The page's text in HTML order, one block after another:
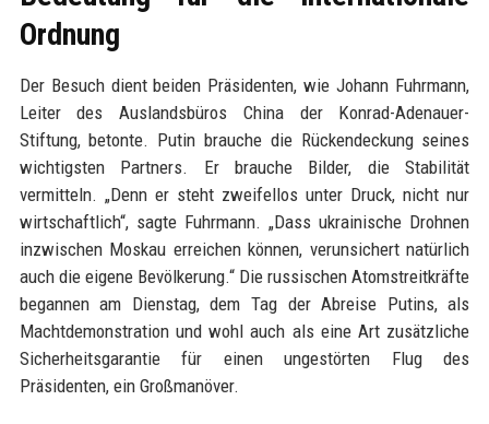
Ordnung
Der Besuch dient beiden Präsidenten, wie Johann Fuhrmann,
Leiter des Auslandsbüros China der Konrad-Adenauer-
Stiftung, betonte. Putin brauche die Rückendeckung seines
wichtigsten Partners. Er brauche Bilder, die Stabilität
vermitteln. „Denn er steht zweifellos unter Druck, nicht nur
wirtschaftlich“, sagte Fuhrmann. „Dass ukrainische Drohnen
inzwischen Moskau erreichen können, verunsichert natürlich
auch die eigene Bevölkerung.“ Die russischen Atomstreitkräfte
begannen am Dienstag, dem Tag der Abreise Putins, als
Machtdemonstration und wohl auch als eine Art zusätzliche
Sicherheitsgarantie für einen ungestörten Flug des
Präsidenten, ein Großmanöver.